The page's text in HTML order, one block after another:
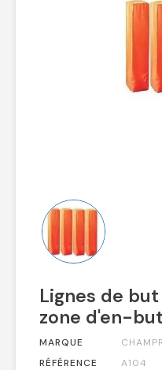
Lignes de
zone d'en-but
MARQUE
RÉFÉRENCE
A104